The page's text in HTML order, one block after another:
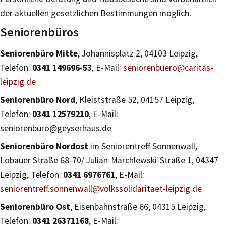
der aktuellen gesetzlichen Bestimmungen möglich.
Seniorenbüros
Seniorenbüro Mitte, Johannisplatz 2, 04103 Leipzig,
Telefon: 0341 149696-53, E-Mail: seniorenbuero@caritas-
leipzig.de
Seniorenbüro Nord, Kleiststraße 52, 04157 Leipzig,
Telefon: 0341 12579210, E-Mail:
seniorenbüro@geyserhaus.de
Seniorenbüro Nordost im Seniorentreff Sonnenwall,
Löbauer Straße 68-70/ Julian-Marchlewski-Straße 1, 04347
Leipzig, Telefon: 0341 6976761, E-Mail:
seniorentreff.sonnenwall@volkssolidaritaet-leipzig.de
Seniorenbüro Ost, Eisenbahnstraße 66, 04315 Leipzig,
Telefon: 0341 26371168, E-Mail: